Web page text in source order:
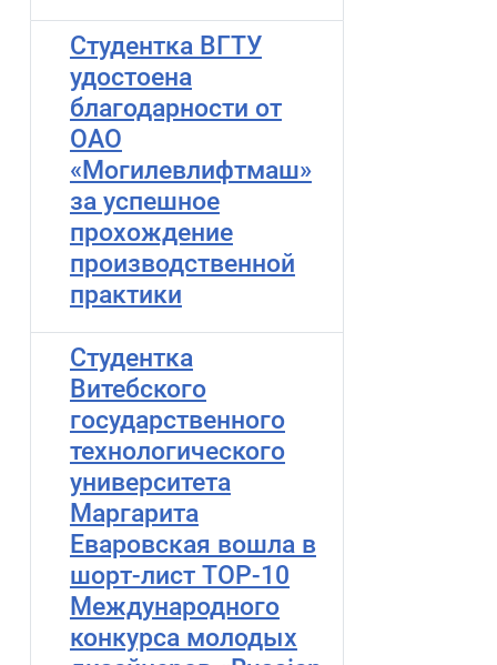
Студентка ВГТУ
удостоена
благодарности от
ОАО
«Могилевлифтмаш»
за успешное
прохождение
производственной
практики
Студентка
Витебского
государственного
технологического
университета
Маргарита
Еваровская вошла в
шорт-лист TOP-10
Международного
конкурса молодых